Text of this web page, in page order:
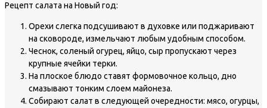
Рецепт салата на Новый год:
Орехи слегка подсушивают в духовке или поджаривают
на сковороде, измельчают любым удобным способом.
Чеснок, соленый огурец, яйцо, сыр пропускают через
крупные ячейки терки.
На плоское блюдо ставят формовочное кольцо, дно
смазывают тонким слоем майонеза.
Собирают салат в следующей очередности: мясо, огурцы,